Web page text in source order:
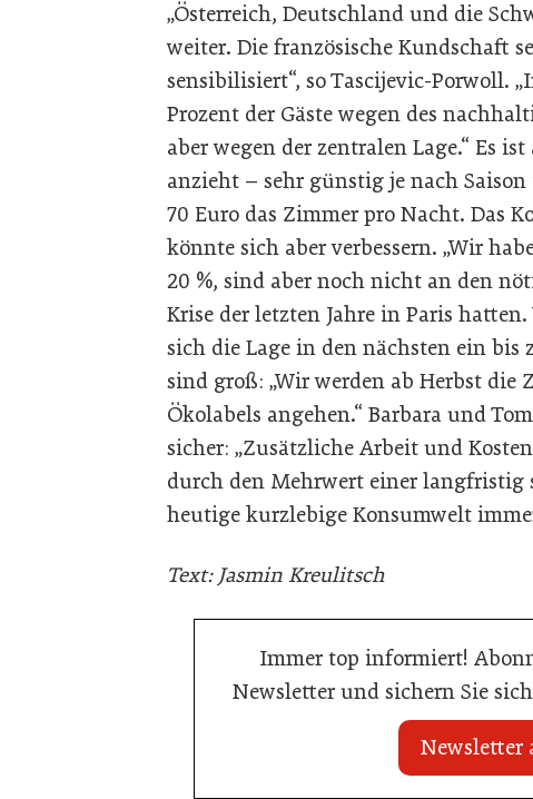
„Österreich, Deutschland und die
weiter. Die französische Kundschaft
sensibilisiert“, so Tascijevic-Porwoll.
Prozent der Gäste wegen des
aber wegen der zentralen Lage.“ Es
anzieht – sehr günstig je nach
70 Euro das Zimmer pro Nacht. Das
könnte sich aber verbessern. „Wir
20 %, sind aber noch nicht an den
Krise der letzten Jahre in Paris
sich die Lage in den nächsten ein bis
sind groß: „Wir werden ab Herbst die
Ökolabels angehen.“ Barbara und
sicher: „Zusätzliche Arbeit und
durch den Mehrwert einer langfristig
heutige kurzlebige Konsumwelt
Text: Jasmin Kreulitsch
Immer top informiert!
Newsletter und sichern Sie
Newsletter